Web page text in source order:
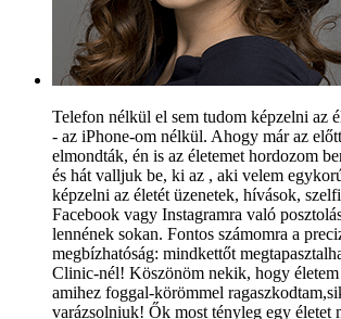
Telefon nélkül el sem tudom képzelni az
- az iPhone-om nélkül. Ahogy már az
elmondták, én is az életemet hordozom
és hát valljuk be, ki az , aki velem
képzelni az életét üzenetek, hívások,
Facebook vagy Instagramra való
lennének sokan. Fontos számomra a
megbízhatóság: mindkettőt
Clinic-nél! Köszönöm nekik, hogy életem
amihez foggal-körömmel
varázsolniuk! Ők most tényleg egy életet